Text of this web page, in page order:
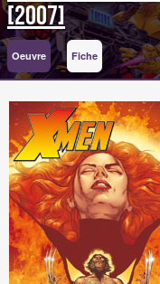
[2007]
Oeuvre Fiche